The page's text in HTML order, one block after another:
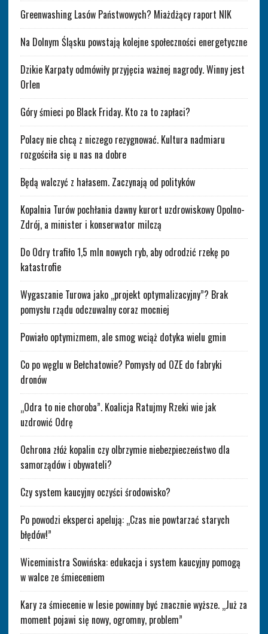
Greenwashing Lasów Państwowych? Miażdżący raport NIK
Na Dolnym Śląsku powstają kolejne społeczności energetyczne
Dzikie Karpaty odmówiły przyjęcia ważnej nagrody. Winny jest
Orlen
Góry śmieci po Black Friday. Kto za to zapłaci?
Polacy nie chcą z niczego rezygnować. Kultura nadmiaru
rozgościła się u nas na dobre
Będą walczyć z hałasem. Zaczynają od polityków
Kopalnia Turów pochłania dawny kurort uzdrowiskowy Opolno-
Zdrój, a minister i konserwator milczą
Do Odry trafiło 1,5 mln nowych ryb, aby odrodzić rzekę po
katastrofie
Wygaszanie Turowa jako „projekt optymalizacyjny”? Brak
pomysłu rządu odczuwalny coraz mocniej
Powiało optymizmem, ale smog wciąż dotyka wielu gmin
Co po węglu w Bełchatowie? Pomysły od OZE do fabryki
dronów
„Odra to nie choroba”. Koalicja Ratujmy Rzeki wie jak
uzdrowić Odrę
Ochrona złóż kopalin czy olbrzymie niebezpieczeństwo dla
samorządów i obywateli?
Czy system kaucyjny oczyści środowisko?
Po powodzi eksperci apelują: „Czas nie powtarzać starych
błędów!”
Wiceministra Sowińska: edukacja i system kaucyjny pomogą
w walce ze śmieceniem
Kary za śmiecenie w lesie powinny być znacznie wyższe. „Już za
moment pojawi się nowy, ogromny, problem”